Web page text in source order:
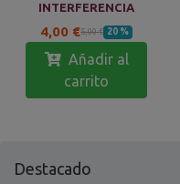
INTERFERENCIA
4,00 €5,00 € 20 %
Añadir al
carrito
Destacado